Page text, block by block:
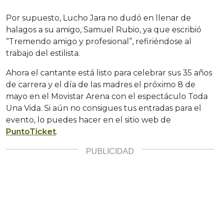
Por supuesto, Lucho Jara no dudó en llenar de
halagos a su amigo, Samuel Rubio, ya que escribió
“Tremendo amigo y profesional”, refiriéndose al
trabajo del estilista.
Ahora el cantante está listo para celebrar sus 35 años
de carrera y el día de las madres el próximo 8 de
mayo en el Movistar Arena con el espectáculo Toda
Una Vida. Si aún no consigues tus entradas para el
evento, lo puedes hacer en el sitio web de
PuntoTicket.